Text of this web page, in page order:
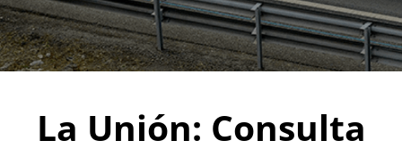
La Unión: Consulta